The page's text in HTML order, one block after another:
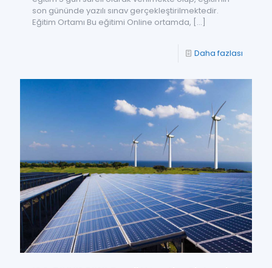
son gününde yazılı sınav gerçekleştirilmektedir.
Eğitim Ortamı Bu eğitimi Online ortamda, […]
Daha fazlası